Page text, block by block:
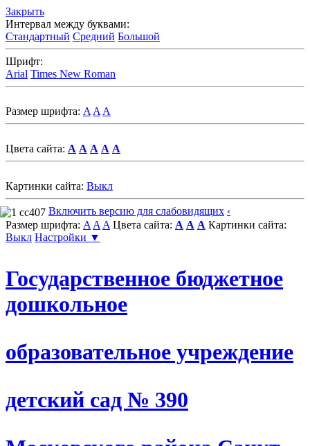
Закрыть
Интервал между буквами:
Стандартный Средний Большой
Шрифт:
Arial Times New Roman
Размер шрифта: A A A
Цвета сайта: A A A A A
Картинки сайта: Выкл
Включить версию для слабовидящих ‹
Размер шрифта: A A A Цвета сайта: A A A Картинки сайта:
Выкл Настройки ▼
Государственное бюджетное
дошкольное
образовательное учреждение
детский сад № 390